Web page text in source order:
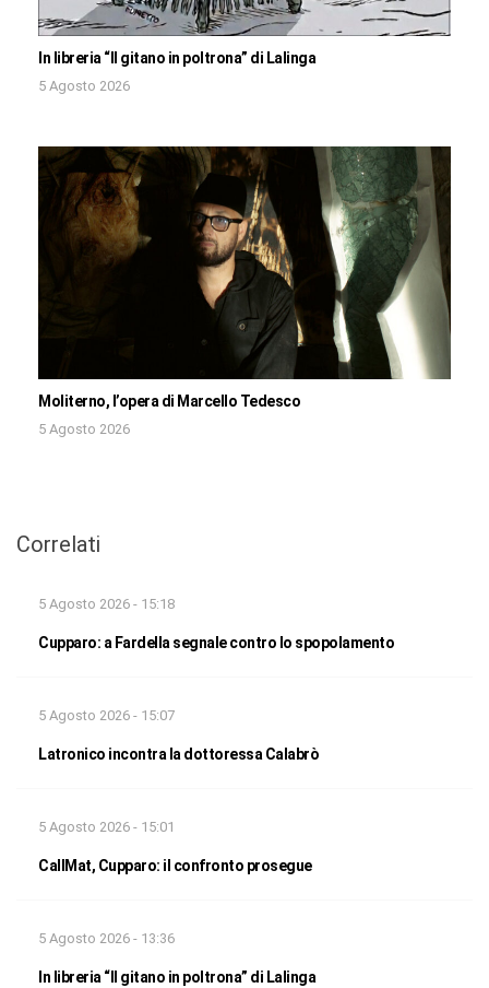
In libreria “Il gitano in poltrona” di Lalinga
5 Agosto 2026
Moliterno, l’opera di Marcello Tedesco
5 Agosto 2026
Correlati
5 Agosto 2026 - 15:18
Cupparo: a Fardella segnale contro lo spopolamento
5 Agosto 2026 - 15:07
Latronico incontra la dottoressa Calabrò
5 Agosto 2026 - 15:01
CallMat, Cupparo: il confronto prosegue
5 Agosto 2026 - 13:36
In libreria “Il gitano in poltrona” di Lalinga